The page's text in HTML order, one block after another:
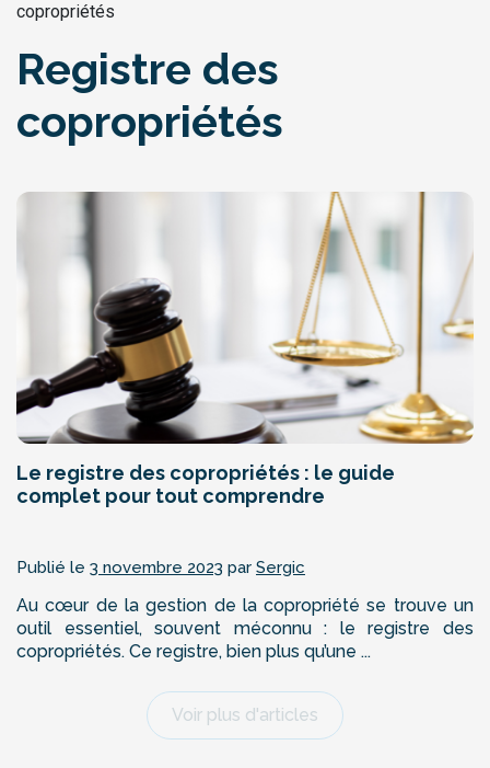
copropriétés
Registre des
copropriétés
Le registre des copropriétés : le guide
complet pour tout comprendre
Publié le 3 novembre 2023 par Sergic
Au cœur de la gestion de la copropriété se trouve un
outil essentiel, souvent méconnu : le registre des
copropriétés. Ce registre, bien plus qu’une ...
Voir plus d'articles